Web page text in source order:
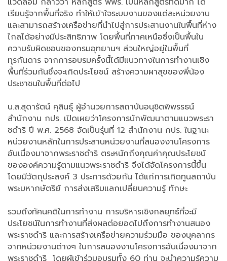
เรียนรู้จากพื้นที่จริง ทำให้เข้าใจระบบงานของแต่ละหน่วยงาน
และสามารถสร้างเครือข่ายที่นำไปสู่การประสานงานในพื้นที่ห่าง
ไกลได้อย่างมีประสิทธิภาพ โดยพื้นที่ภาคเหนือซึ่งเป็นพื้นใน
ความรับผิดชอบของกรมอุทยานฯ ส่วนใหญ่อยู่ในพื้นที่
ทุรกันดาร จากการอบรมครั้งนี้ได้มีแนวทางในการทำงานเชิง
พื้นที่ร่วมกันซึ่งจะเกิดประโยชน์ สร้างความผาสุขของพี่น้อง
ประชาชนในพื้นที่ต่อไป
น.ส.สุดารัตน์ คุสินธุ์ ผู้อํานวยการสถาบันอนุชิตพิพรรธน์
สำนักงาน กปร. เปิดเผยว่าโครงการนักพัฒนาตามแนวพระรา
ชดําริ ปี พ.ศ. 2568 จัดเป็นรุ่นที่ 12 สํานักงาน กปร. ในฐานะ
หน่วยงานหลักในการประสานหน่วยงานที่สนองงานโครงการ
อันเนื่องมาจากพระราชดําริ ตระหนักถึงคุณค่าคุณประโยชน์
ขององค์ความรู้ตามแนวพระราชดําริ จึงได้จัดโครงการนี้ขึ้น
โดยมีวัตถุประสงค์ 3 ประการด้วยกัน ได้แก่การเทิดทูนสถาบัน
พระมหากษัตริย์ การส่งเสริมแลกเปลี่ยนความรู้ ทักษะ
รวมถึงทัศนคติในการทํางาน การบริหารเชิงกลยุทธ์ที่จะมี
ประโยชน์ในการทํางานที่ส่งผลต่อยอดไปถึงการทํางานสนอง
พระราชดําริ และการสร้างเครือข่ายความร่วมมือ ของบุคลากร
จากหน่วยงานต่างๆ ในการสนองงานโครงการอันเนื่องมาจาก
พระราชดำริ โดยผู้เข้าร่วมอบรมทั้ง 60 ท่าน จะนําความรู้ความ